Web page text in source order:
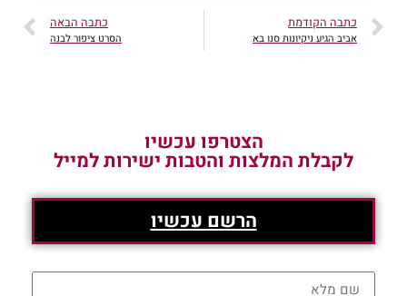
כתבה הקודמת
אביב הגיע ניקיונות סנו בא
כתבה הבאה
הסרט ציפור לבנה
הצטרפו עכשיו
לקבלת המלצות והטבות ישירות למייל
הרשם עכשיו